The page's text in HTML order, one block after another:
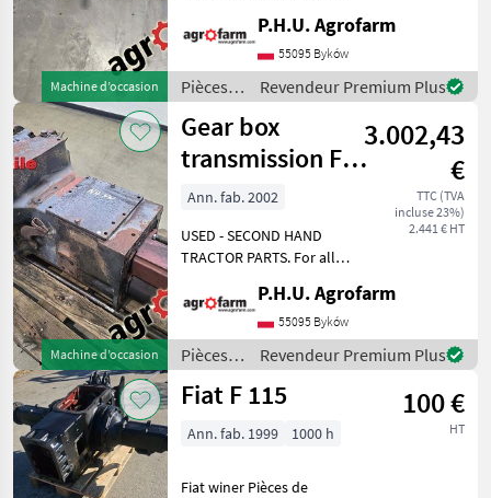
Fiat
New Holland
John Deere
Massey Ferguson
Renault
Deutz-Fahr
Afficher
tous
les 18
MARKETPLACE
Marketplace
Offres des
distributeurs
Petites
Machine d’occasion
message by e-mail either
whatsapp. TRAKTOR -
SCHLEPPER ERSATZTEILE.
Bei weiteren fragen
kontaktieren
P.H.U. Agrofarm
55095 Byków
Pièces
de
réparation
et pièces
de
rechange
Revendeur Premium Plus
Machine d’occasion
Gear box
transmission Fiat
110-90 DT
3.002,43
€
TTC (TVA
incluse 23%)
2.441 € HT
Ann. fab. 2002
USED - SECOND HAND
TRACTOR PARTS. For all
message by e-mail either
whatsapp. TRAKTOR -
SCHLEPPER ERSATZTEILE.
Bei weiteren fragen
kontaktieren
P.H.U. Agrofarm
55095 Byków
Pièces
de
réparation
de
/ Fiat
Revendeur Premium Plus
Fiat F 115 100 €
HT
Ann. fab. 1999 1000 h
Fiat winer Pièces de